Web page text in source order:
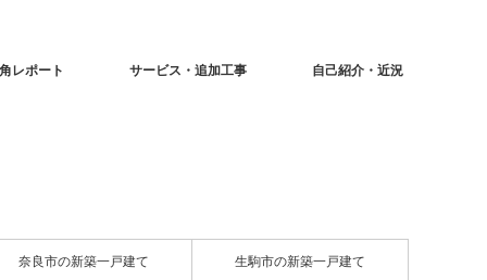
レポート サービス・追加工事 自己紹介・近況
奈良市の新築一戸建て 生駒市の新築一戸建て